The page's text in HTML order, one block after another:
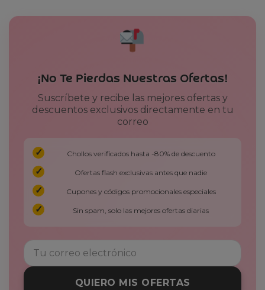
¡No Te Pierdas Nuestras Ofertas!
Suscríbete y recibe las mejores ofertas y
descuentos exclusivos directamente en tu
correo
Chollos verificados hasta -80% de descuento
Ofertas flash exclusivas antes que nadie
Cupones y códigos promocionales especiales
Sin spam, solo las mejores ofertas diarias
QUIERO MIS OFERTAS